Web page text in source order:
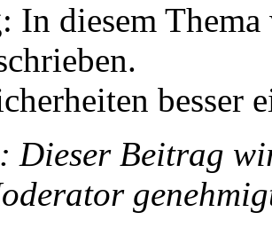
In diesem
besser
Dieser Beitrag